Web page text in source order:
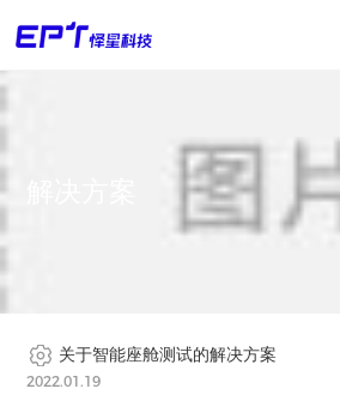
关于智能座舱测试的解决方案
2022.01.19